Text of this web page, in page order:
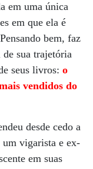
em uma única
em que ela é
bem, faz
de sua trajetória
seus livros: o
vendidos do
desde cedo a
vigarista e ex-
em suas